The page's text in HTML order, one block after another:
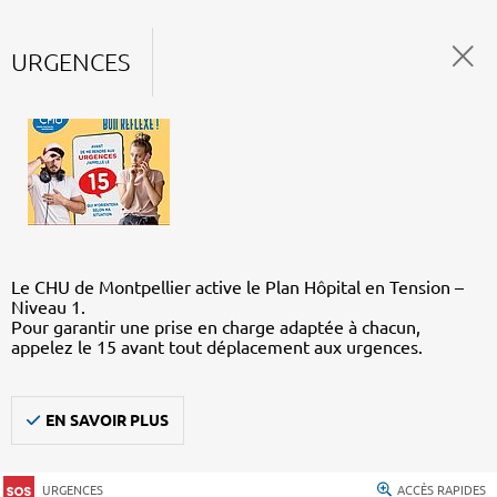
URGENCES
Le CHU de Montpellier active le Plan Hôpital en Tension –
Niveau 1.
Pour garantir une prise en charge adaptée à chacun,
appelez le 15 avant tout déplacement aux urgences.
EN SAVOIR PLUS
URGENCES ACCÈS RAPIDES